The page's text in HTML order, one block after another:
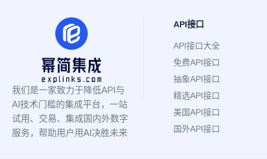
我们是一家致力于降低API与
AI技术门槛的集成平台，一站
试用、交易、集成国内外数字
服务，帮助用户用AI决胜未来
API接口
API接口大全
免费API接口
抽象API接口
精选API接口
美国API接口
国外API接口